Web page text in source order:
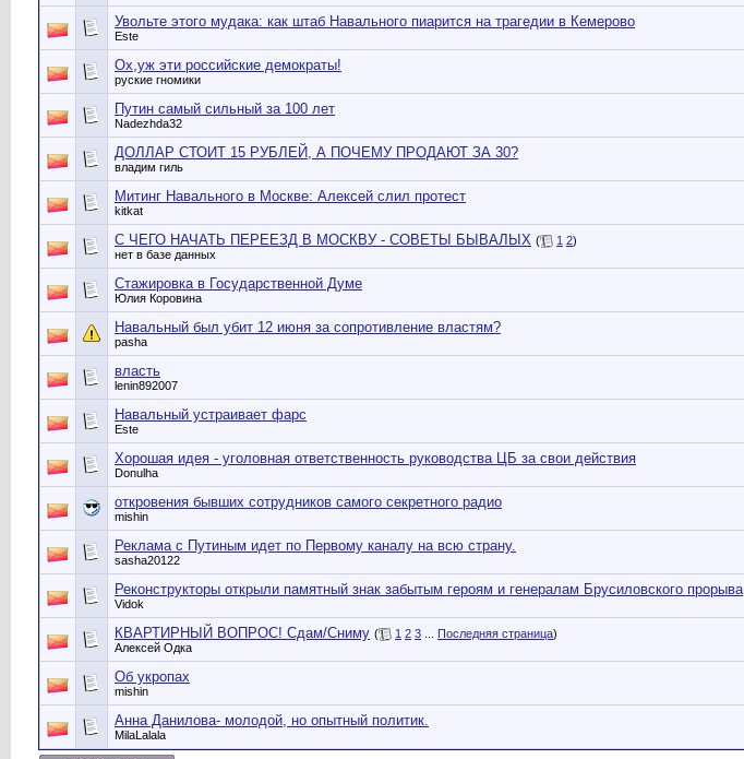
Увольте этого мудака: как штаб Навального пиарится на трагедии в Кемерово
Este
Ох,уж эти российские демократы!
руские гномики
Путин самый сильный за 100 лет
Nadezhda32
ДОЛЛАР СТОИТ 15 РУБЛЕЙ, А ПОЧЕМУ ПРОДАЮТ ЗА 30?
владим гиль
Митинг Навального в Москве: Алексей слил протест
kitkat
С ЧЕГО НАЧАТЬ ПЕРЕЕЗД В МОСКВУ - СОВЕТЫ БЫВАЛЫХ ( 1 2)
нет в базе данных
Стажировка в Государственной Думе
Юлия Коровина
Навальный был убит 12 июня за сопротивление властям?
pasha
власть
lenin892007
Навальный устраивает фарс
Este
Хорошая идея - уголовная ответственность руководства ЦБ за свои действия
Donulha
откровения бывших сотрудников самого секретного радио
mishin
Реклама с Путиным идет по Первому каналу на всю страну.
sasha20122
Реконструкторы открыли памятный знак забытым героям и генералам Брусиловского прорыва
Vidok
КВАРТИРНЫЙ ВОПРОС! Сдам/Сниму ( 1 2 3 Последняя страница)
Алексей Одка
Об укропах
mishin
Анна Данилова- молодой, но опытный политик.
MilaLalala